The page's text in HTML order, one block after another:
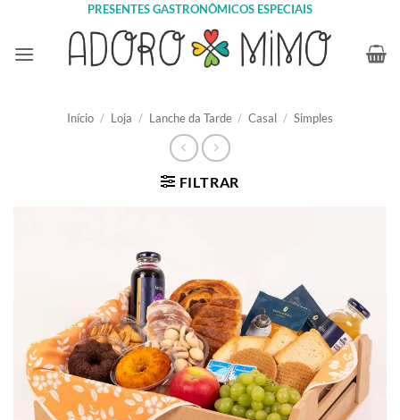
content
PRESENTES GASTRONÔMICOS ESPECIAIS
Início / Loja / Lanche da Tarde / Casal / Simples
FILTRAR